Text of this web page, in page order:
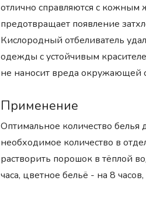
отлично справляются с
предотвращает появление
Кислородный отбеливатель
одежды с устойчивым
не наносит вреда окружающей
Применение
Оптимальное количество белья
необходимое количество в
растворить порошок в тёплой
часа, цветное бельё - на 8